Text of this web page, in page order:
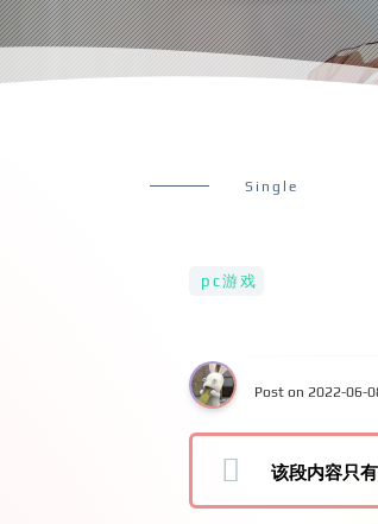
Single
pc游戏
Post on 2022-06-
该段内容只